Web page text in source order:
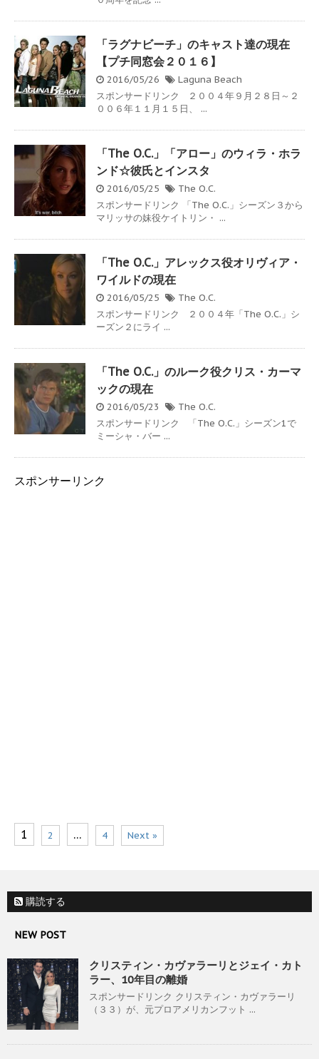
「ラグナビーチ」のキャスト達の現在
【プチ同窓会２０１６】
2016/05/26
Laguna Beach
スポンサードリンク ２００４年９月２８日～２
００６年１１月１５日、 ...
「The O.C.」「アロー」のウィラ・ホラ
ンド☆彼氏とインスタ
2016/05/25
The O.C.
スポンサードリンク 「The O.C.」シーズン３から
マリッサの妹役ケイトリン・ ...
「The O.C.」アレックス役オリヴィア・
ワイルドの現在
2016/05/25
The O.C.
スポンサードリンク ２００４年「The O.C.」シ
ーズン２にライ ...
「The O.C.」のルーク役クリス・カーマ
ックの現在
2016/05/23
The O.C.
スポンサードリンク 「The O.C.」シーズン1で
ミーシャ・バー ...
スポンサーリンク
1 2 … 4 Next »
購読する
NEW POST
クリスティン・カヴァラーリとジェイ・カト
ラー、10年目の離婚
スポンサードリンク クリスティン・カヴァラーリ
（３３）が、元プロアメリカンフット ...